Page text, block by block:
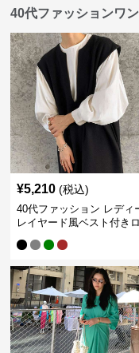
40代ファッションワ
¥5,210 (税込)
40代ファッション レディ
レイヤード風ベスト付き